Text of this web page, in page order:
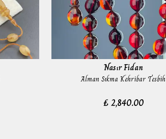
Nasır Fidan
Alman Sıkma Kehribar Tesbih
₺ 2,840.00